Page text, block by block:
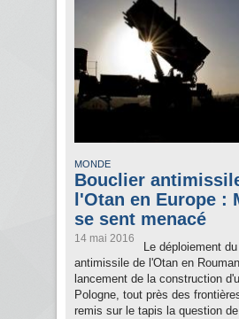
MONDE
Bouclier
l'Otan en Europe :
se sent menacé
14 mai 2016
Le déploiement
antimissile de l'Otan en
lancement de la construction
Pologne, tout près des
remis sur le tapis la question